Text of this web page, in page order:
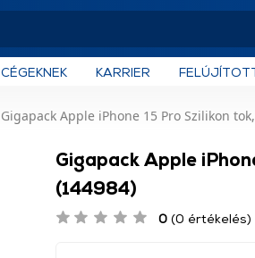
CÉGEKNEK KARRIER
Gigapack Apple iPhone 15 Pro Szilikon
Gigapack Apple
(144984)
0 (0 értékelés)